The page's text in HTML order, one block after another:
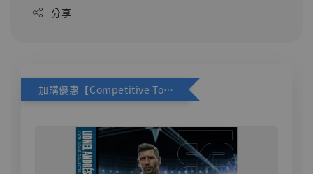
分享
加購優惠【Competitive Toys 梅西 [CM001]】